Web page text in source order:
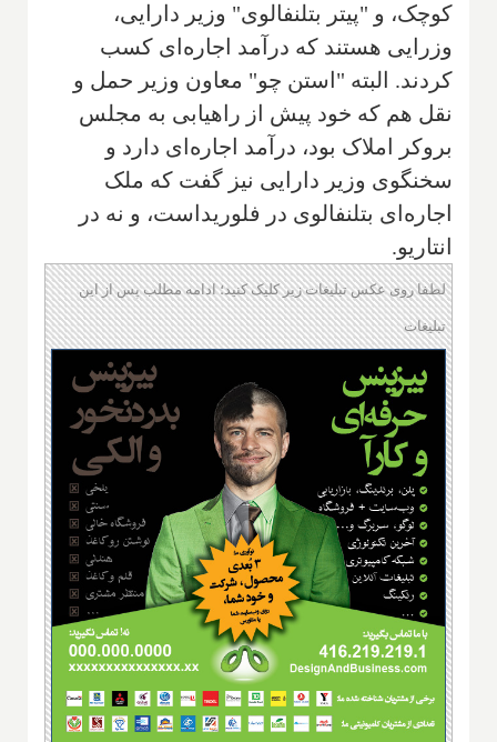
کوچک، و "پیتر بتلنفالوی" وزیر دارایی،
وزرایی هستند که درآمد اجاره‌ای کسب
کردند. البته "استن چو" معاون وزیر حمل و
نقل هم که خود پیش از راهیابی به مجلس
بروکر املاک بود، درآمد اجاره‌ای دارد و
سخنگوی وزیر دارایی نیز گفت که ملک
اجاره‌ای بتلنفالوی در فلوریداست، و نه در
انتاریو.
لطفا روی عکس تبلیغات زیر کلیک کنید؛ ادامه مطلب پس از این
تبلیغات